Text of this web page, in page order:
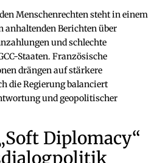
Menschenrechten steht in einem
anhaltenden Berichten über
und schlechte
Staaten. Französische
drängen auf stärkere
die Regierung balanciert
und geopolitischer
Diplomacy“